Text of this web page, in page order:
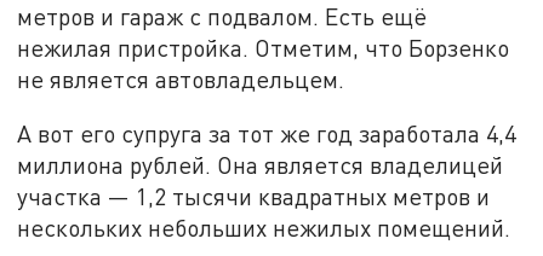
метров и гараж с подвалом. Есть ещё
нежилая пристройка. Отметим, что Борзенко
не является автовладельцем.
А вот его супруга за тот же год заработала 4,4
миллиона рублей. Она является владелицей
участка — 1,2 тысячи квадратных метров и
нескольких небольших нежилых помещений.